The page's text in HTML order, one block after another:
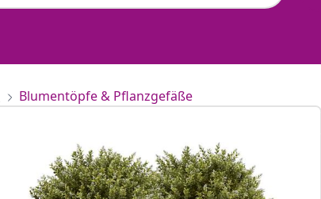
Blumentöpfe & Pflanzgefäße